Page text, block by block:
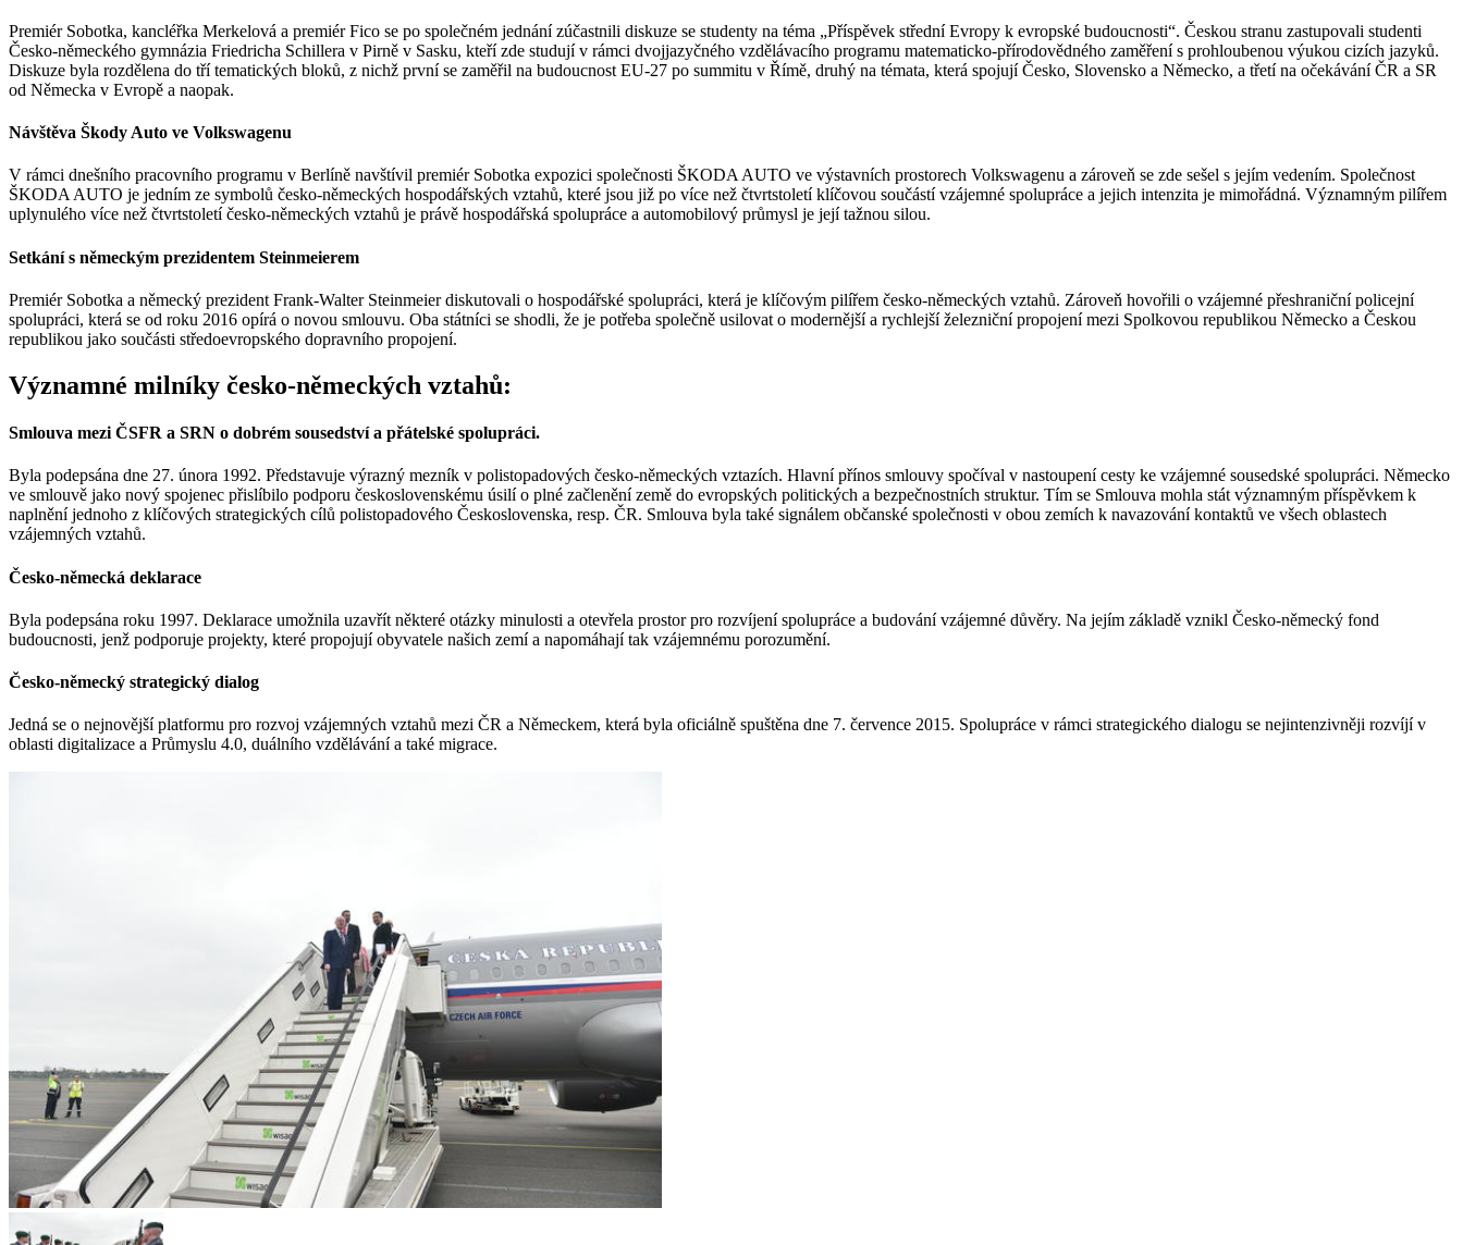
Premiér Sobotka, kancléřka Merkelová a premiér Fico se po společném jednání zúčastnili diskuze se studenty na téma „Příspěvek střední Evropy k evropské budoucnosti“. Českou stranu zastupovali studenti
Česko-německého gymnázia Friedricha Schillera v Pirně v Sasku, kteří zde studují v rámci dvojjazyčného vzdělávacího programu matematicko-přírodovědného zaměření s prohloubenou výukou cizích jazyků.
Diskuze byla rozdělena do tří tematických bloků, z nichž první se zaměřil na budoucnost EU-27 po summitu v Římě, druhý na témata, která spojují Česko, Slovensko a Německo, a třetí na očekávání ČR a SR
od Německa v Evropě a naopak.
Návštěva Škody Auto ve Volkswagenu
V rámci dnešního pracovního programu v Berlíně navštívil premiér Sobotka expozici společnosti ŠKODA AUTO ve výstavních prostorech Volkswagenu a zároveň se zde sešel s jejím vedením. Společnost
ŠKODA AUTO je jedním ze symbolů česko-německých hospodářských vztahů, které jsou již po více než čtvrtstoletí klíčovou součástí vzájemné spolupráce a jejich intenzita je mimořádná. Významným pilířem
uplynulého více než čtvrtstoletí česko-německých vztahů je právě hospodářská spolupráce a automobilový průmysl je její tažnou silou.
Setkání s německým prezidentem Steinmeierem
Premiér Sobotka a německý prezident Frank-Walter Steinmeier diskutovali o hospodářské spolupráci, která je klíčovým pilířem česko-německých vztahů. Zároveň hovořili o vzájemné přeshraniční policejní
spolupráci, která se od roku 2016 opírá o novou smlouvu. Oba státníci se shodli, že je potřeba společně usilovat o modernější a rychlejší železniční propojení mezi Spolkovou republikou Německo a Českou
republikou jako součásti středoevropského dopravního propojení.
Významné milníky česko-německých vztahů:
Smlouva mezi ČSFR a SRN o dobrém sousedství a přátelské spolupráci.
Byla podepsána dne 27. února 1992. Představuje výrazný mezník v polistopadových česko-německých vztazích. Hlavní přínos smlouvy spočíval v nastoupení cesty ke vzájemné sousedské spolupráci. Německo
ve smlouvě jako nový spojenec přislíbilo podporu československému úsilí o plné začlenění země do evropských politických a bezpečnostních struktur. Tím se Smlouva mohla stát významným příspěvkem k
naplnění jednoho z klíčových strategických cílů polistopadového Československa, resp. ČR. Smlouva byla také signálem občanské společnosti v obou zemích k navazování kontaktů ve všech oblastech
vzájemných vztahů.
Česko-německá deklarace
Byla podepsána roku 1997. Deklarace umožnila uzavřít některé otázky minulosti a otevřela prostor pro rozvíjení spolupráce a budování vzájemné důvěry. Na jejím základě vznikl Česko-německý fond
budoucnosti, jenž podporuje projekty, které propojují obyvatele našich zemí a napomáhají tak vzájemnému porozumění.
Česko-německý strategický dialog
Jedná se o nejnovější platformu pro rozvoj vzájemných vztahů mezi ČR a Německem, která byla oficiálně spuštěna dne 7. července 2015. Spolupráce v rámci strategického dialogu se nejintenzivněji rozvíjí v
oblasti digitalizace a Průmyslu 4.0, duálního vzdělávání a také migrace.